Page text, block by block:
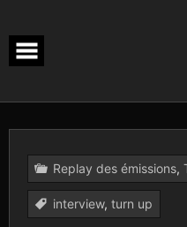
content
Replay des émissions,
interview, turn up